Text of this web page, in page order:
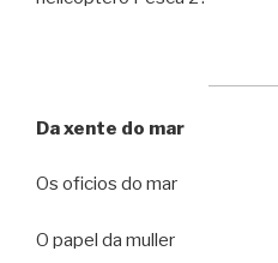
Da xente do mar
Os oficios do mar
O papel da muller